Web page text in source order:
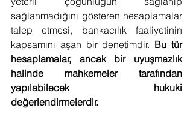
sağlanmadığını gösteren hesaplamalar
talep etmesi, bankacılık faaliyetinin
kapsamını aşan bir denetimdir. Bu tür
hesaplamalar, ancak bir uyuşmazlık
halinde mahkemeler tarafından
yapılabilecek hukuki
değerlendirmelerdir.